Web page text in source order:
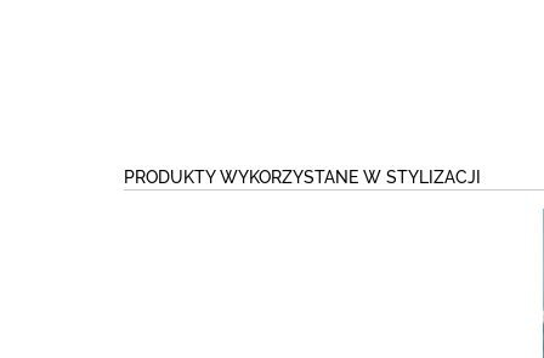
PRODUKTY WYKORZYSTANE W STYLIZACJI